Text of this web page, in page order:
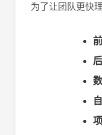
为了让团队更快